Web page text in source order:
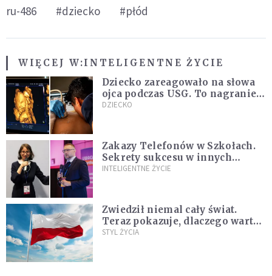
ru-486
#dziecko #płód
WIĘCEJ W:INTELIGENTNE ŻYCIE
Dziecko zareagowało na słowa
ojca podczas USG. To nagranie
podbija sieć
DZIECKO
Zakazy Telefonów w Szkołach.
Sekrety sukcesu w innych
krajach, które nauczyciele i
INTELIGENTNE ŻYCIE
Zwiedził niemal cały świat.
Teraz pokazuje, dlaczego warto
zakochać się w Polsce
STYL ŻYCIA